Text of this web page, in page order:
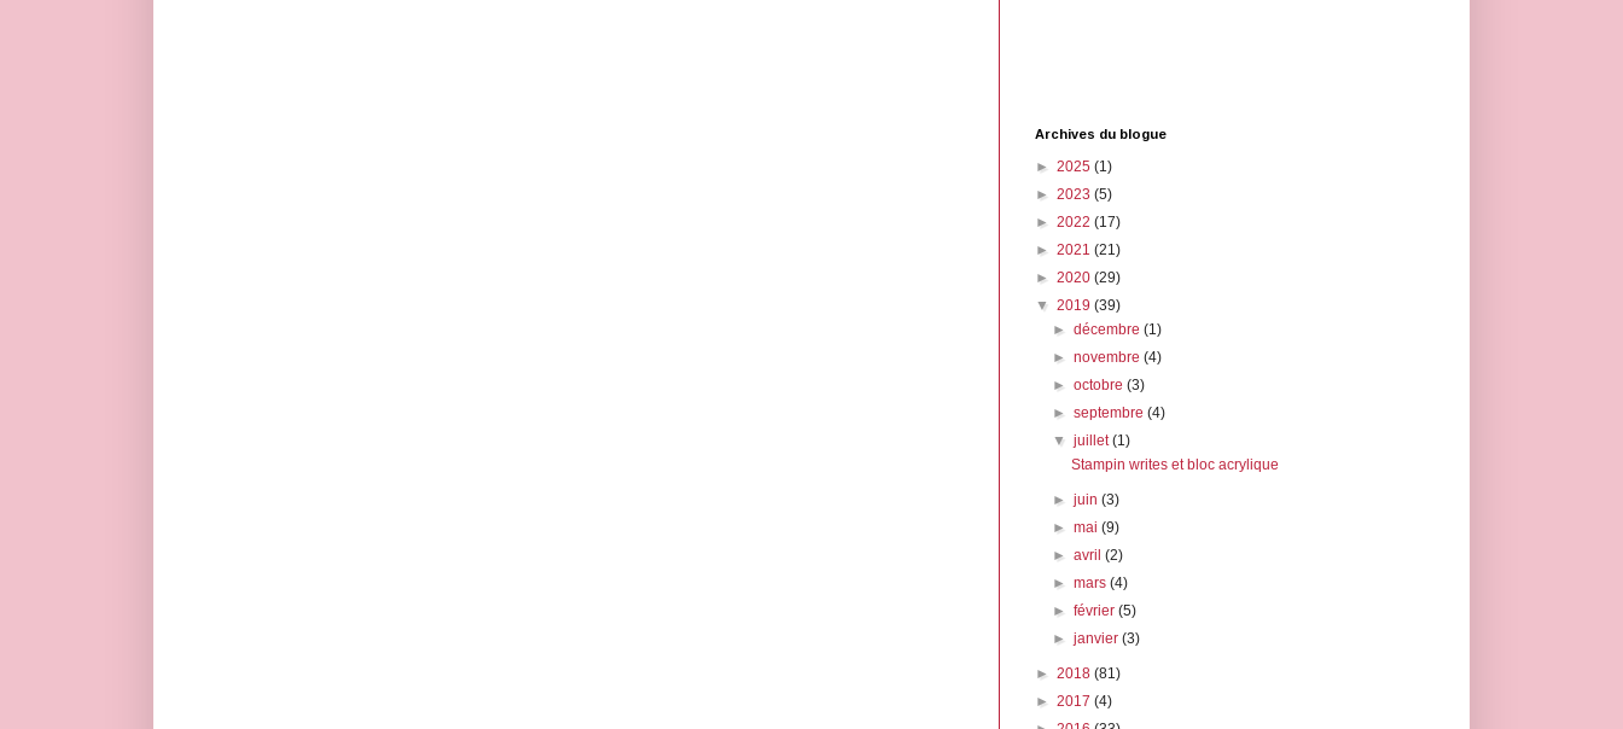
Archives du blogue
► 2025 (1)
► 2023 (5)
► 2022 (17)
► 2021 (21)
► 2020 (29)
▼ 2019 (39)
►décembre(1)
►novembre(4)
►octobre(3)
►septembre(4)
▼juillet(1)
Stampin writes et bloc acrylique
►juin(3)
►mai(9)
►avril(2)
►mars(4)
►février(5)
►janvier(3)
► 2018 (81)
► 2017 (4)